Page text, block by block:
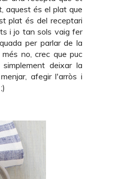
aquest és el plat que
plat és del receptari
i jo tan sols vaig fer
per parlar de la
no, crec que puc
deixar la
afegir l'arròs i